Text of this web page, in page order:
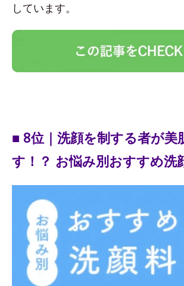
しています。
■ 8位｜洗顔を制する者が美
す！？ お悩み別おすすめ洗